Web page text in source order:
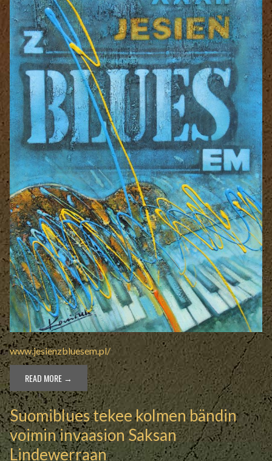
www.jesienzbluesem.pl/
READ MORE →
Suomiblues tekee kolmen bändin
voimin invaasion Saksan
Lindewerraan